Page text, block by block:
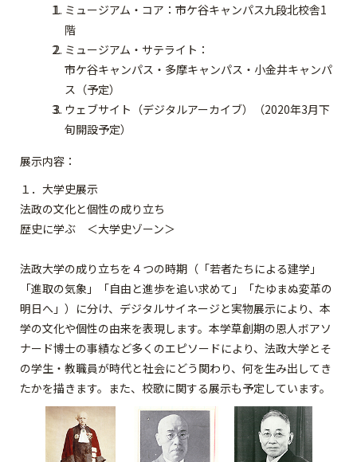
ミュージアム・コア：市ケ谷キャンパス九段北校舎1
階
ミュージアム・サテライト：
市ケ谷キャンパス・多摩キャンパス・小金井キャンパ
ス（予定）
ウェブサイト（デジタルアーカイブ）（2020年3月下
旬開設予定）
展示内容：
１．大学史展示
法政の文化と個性の成り立ち
歴史に学ぶ ＜大学史ゾーン＞
法政大学の成り立ちを４つの時期（「若者たちによる建学」
「進取の気象」「自由と進歩を追い求めて」「たゆまぬ変革の
明日へ」）に分け、デジタルサイネージと実物展示により、本
学の文化や個性の由来を表現します。本学草創期の恩人ボアソ
ナード博士の事績など多くのエピソードにより、法政大学とそ
の学生・教職員が時代と社会にどう関わり、何を生み出してき
たかを描きます。また、校歌に関する展示も予定しています。